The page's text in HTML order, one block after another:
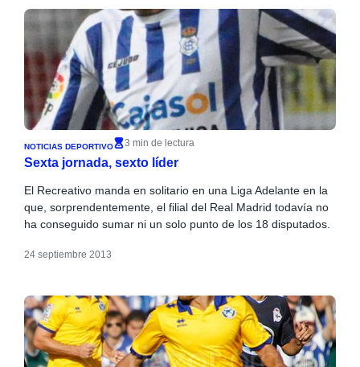
NOTICIAS DEPORTIVO 3 min de lectura
Sexta jornada, sexto líder
El Recreativo manda en solitario en una Liga Adelante en la
que, sorprendentemente, el filial del Real Madrid todavía no
ha conseguido sumar ni un solo punto de los 18 disputados.
24 septiembre 2013